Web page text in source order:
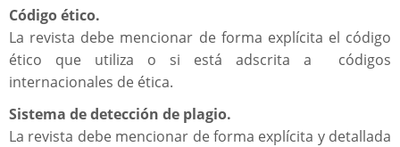
Código ético.
La revista debe mencionar de forma explícita el código
ético que utiliza o si está adscrita a códigos
internacionales de ética.
Sistema de detección de plagio.
La revista debe mencionar de forma explícita y detallada